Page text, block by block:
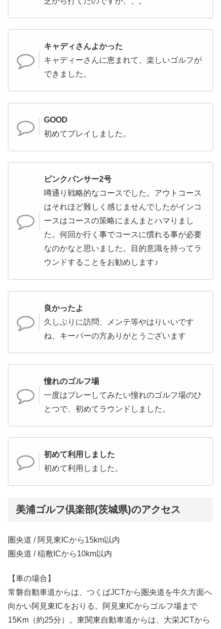
キャディさんよかった
キャディーさんに恵まれて、楽しいゴルフが
できました。
GOOD
初めてプレイしました。
ピンクパンサー2号
噂通り戦略的なコースでした。アウトコース
はそれほど難しく感じませんでしたがインコ
ースはコースの策略にまんまとハマりまし
た。何回か行く事でコースに慣れる事が必要
なのかなと思いました。目的意識を持ってラ
ウンドすることをお勧めします♪
良かったよ
久しぶりに訪問、メンテ等やはりいいです
ね、キーパーの方ありがとうございます
憧れのゴルフ場
一度はプレーしてみたい憧れのゴルフ場のひ
とつで、初めてラウンドしました。
初めて利用しました
初めて利用しました。
美浦ゴルフ倶楽部(茨城県)のアクセス
圏央道 / 阿見東ICから15km以内
圏央道 / 稲敷ICから10km以内
【車の場合】
常磐自動車道からは、つくばJCTから圏央道を牛久方面へ
向かい阿見東ICをおりる。阿見東ICからゴルフ場まで
15Km（約25分）。東関東自動車道からは、大栄JCTから